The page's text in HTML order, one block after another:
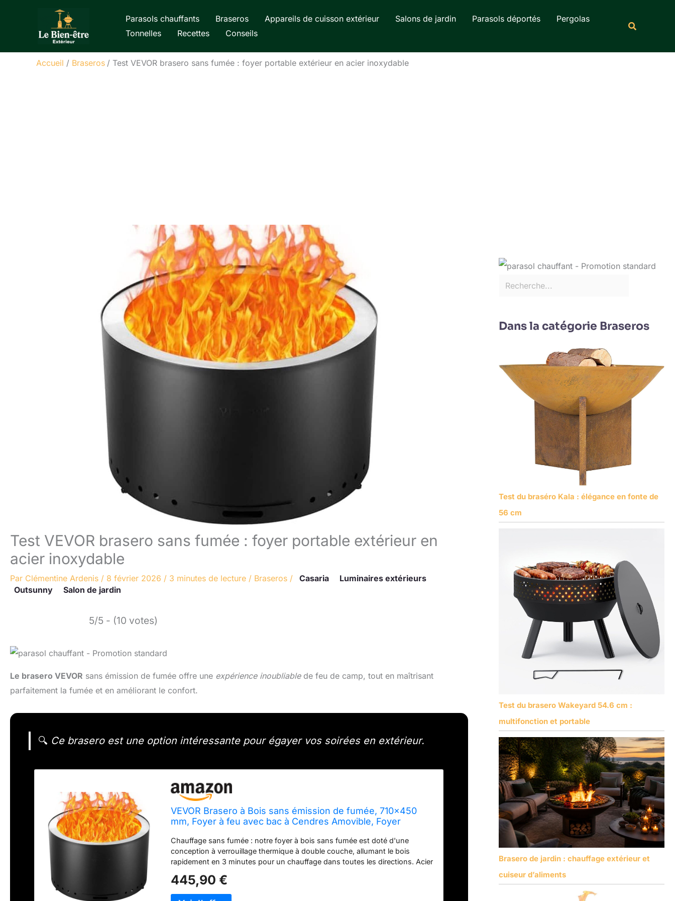
Parasols chauffants Braseros Appareils de cuisson extérieur Salons de jardin Parasols déportés
Pergolas
Tonnelles
Recettes Conseils
Accueil Braseros Test VEVOR brasero sans fumée : foyer portable extérieur en acier inoxydable
Test VEVOR brasero sans fumée : foyer portable extérieur en
acier inoxydable
Par Clémentine Ardenis / 8 février 2026 / 3 minutes de lecture / Braseros / Casaria
Luminaires extérieurs
Outsunny
Salon de jardin
5/5 - (10 votes)
Le brasero VEVOR sans émission de fumée offre une expérience inoubliablede feu de camp, tout en maîtrisant
parfaitement la fumée et en améliorant le confort.
🔍 Ce brasero est une option intéressante pour égayer vos soirées en extérieur.
VEVOR Brasero à Bois sans émission de fumée, 710x450
mm, Foyer à feu avec bac à Cendres Amovible, Foyer
pour Camping en terrasse extérieure
Chauffage sans fumée : notre foyer à bois sans fumée est doté d'une
conception à verrouillage thermique à double couche, allumant le bois
rapidement en 3 minutes pour un chauffage dans toutes les directions. Acier
amélioré résiste à la chaleur jusqu'à 1832 ℉ sans rouiller ni s'écailler,
garantissant une durabilité même lors d'une utilisation prolongée à haute
445,90 €
Dans la catégorie Braseros
Test du braséro Kala : élégance en fonte de
56 cm
Test du brasero Wakeyard 54.6 cm :
multifonction et portable
Brasero de jardin : chauffage extérieur et
cuiseur d’aliments